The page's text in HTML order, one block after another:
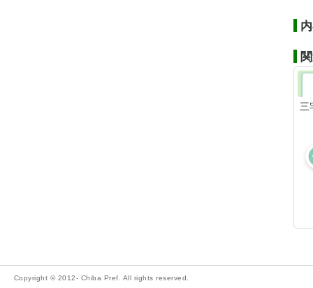
三
Copyright © 2012- Chiba Pref. All rights reserved.